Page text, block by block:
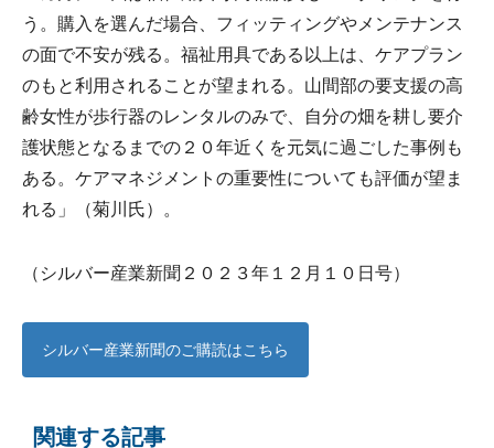
う。購入を選んだ場合、フィッティングやメンテナンス
の面で不安が残る。福祉用具である以上は、ケアプラン
のもと利用されることが望まれる。山間部の要支援の高
齢女性が歩行器のレンタルのみで、自分の畑を耕し要介
護状態となるまでの２０年近くを元気に過ごした事例も
ある。ケアマネジメントの重要性についても評価が望ま
れる」（菊川氏）。
（シルバー産業新聞２０２３年１２月１０日号）
シルバー産業新聞のご購読はこちら
関連する記事